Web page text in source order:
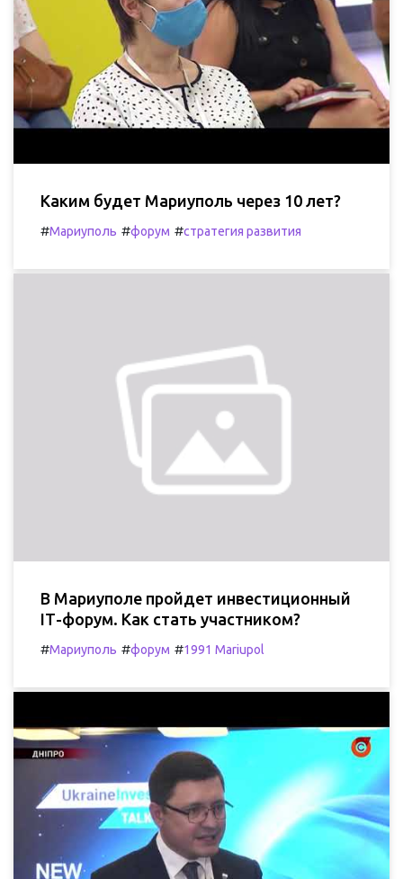
Каким будет Мариуполь через 10 лет?
#Мариуполь #форум #стратегия развития
В Мариуполе пройдет инвестиционный
ІТ-форум. Как стать участником?
#Мариуполь #форум #1991 Mariupol